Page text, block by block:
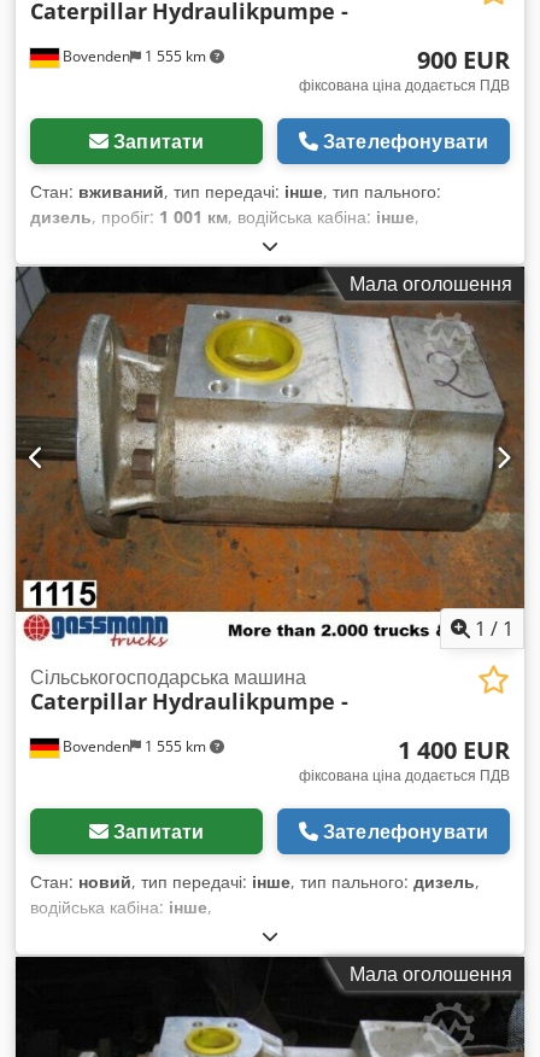
Bovenden 1 555 km
Caterpillar Hydraulikpumpe -
900 EUR
фіксована ціна додається ПДВ
Запитати Зателефонувати
Стан: вживаний, тип передачі: інше, тип пального:
дизель, пробіг: 1 001 км, водійська кабіна: інше,
Мала оголошення
1 / 1
Bovenden 1 555 km
Сільськогосподарська машина
Caterpillar Hydraulikpumpe -
1 400 EUR
фіксована ціна додається ПДВ
Запитати Зателефонувати
Стан: новий, тип передачі: інше, тип пального: дизель,
водійська кабіна: інше,
Мала оголошення